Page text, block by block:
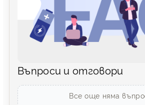
Въпроси и отговори
Все още няма